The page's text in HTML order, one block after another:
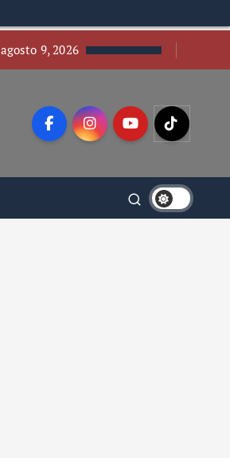
agosto 9, 2026